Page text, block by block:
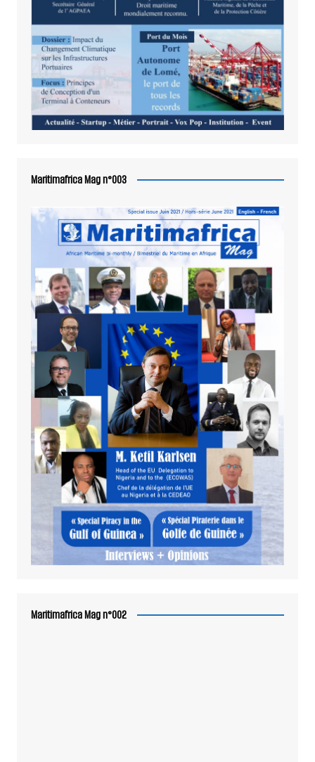
Maritimafrica Mag n°003
Maritimafrica Mag n°002